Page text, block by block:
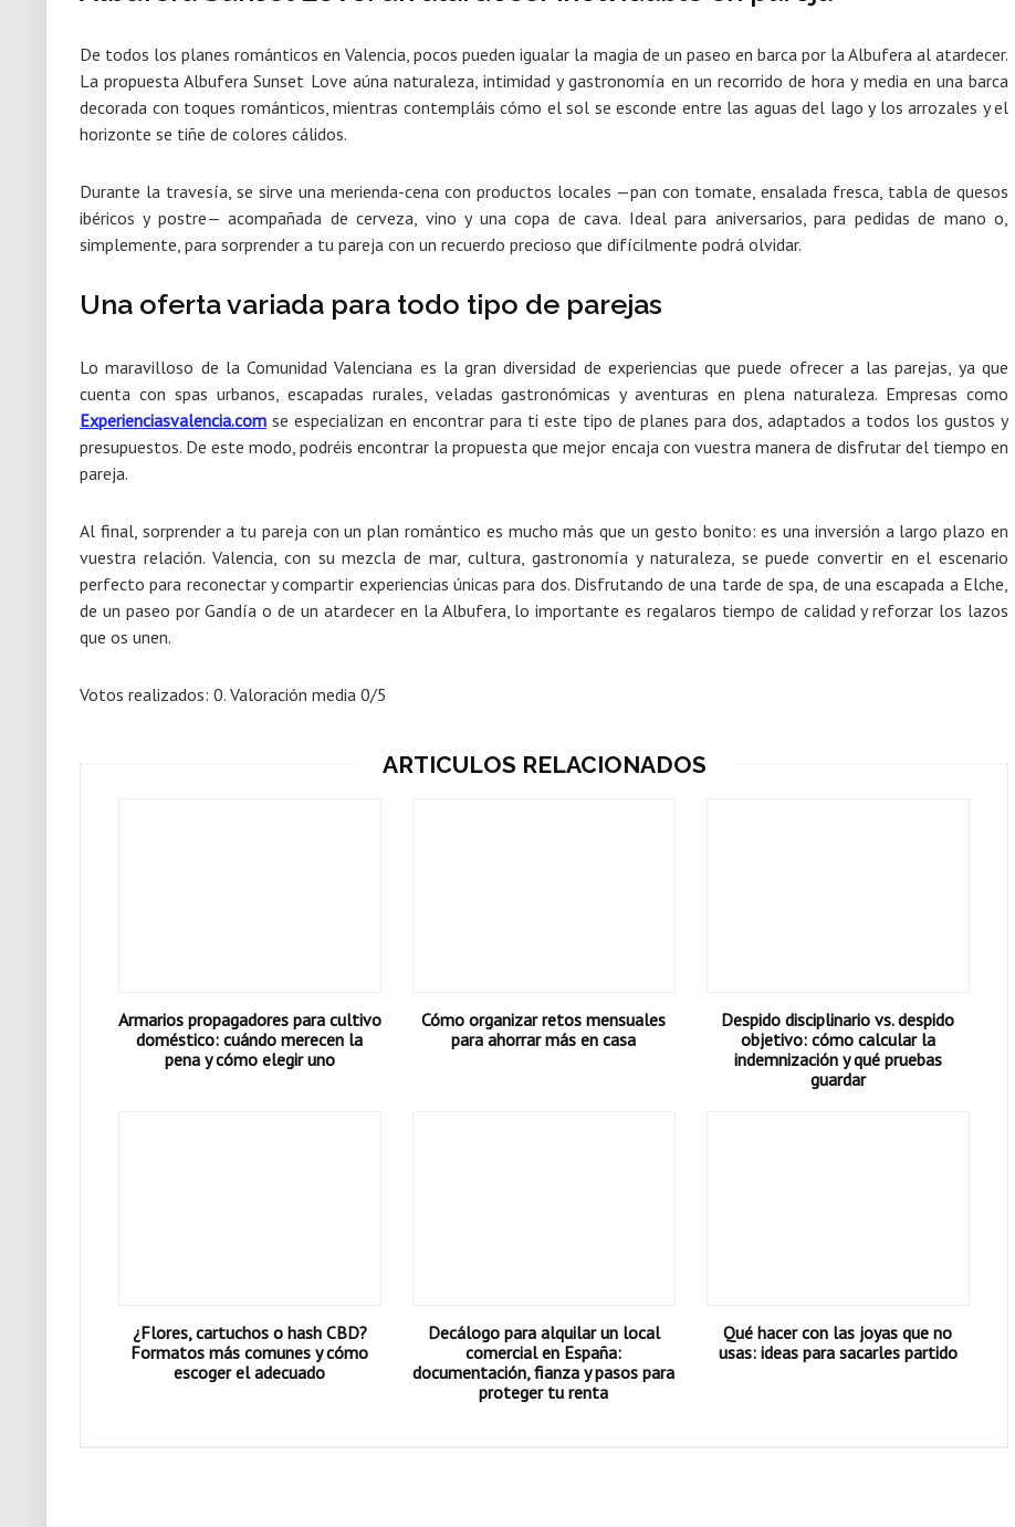
De todos los planes románticos en Valencia, pocos pueden igualar la magia de un paseo en barca por la Albufera al atardecer.
La propuestaAlbufera Sunset Love aúna naturaleza, intimidad y gastronomía en un recorrido de hora y media en una barca
decorada con toques románticos, mientras contempláis cómo el sol se esconde entre las aguas del lago y los arrozales y el
horizonte se tiñe de colores cálidos.
Durante la travesía, se sirve una merienda-cena con productos locales —pan con tomate, ensalada fresca, tabla de quesos
ibéricos y postre— acompañada decerveza, vino y una copa de cava. Ideal para aniversarios, para pedidas de mano o,
simplemente, para sorprender a tu pareja con un recuerdo precioso que difícilmente podrá olvidar.
Una oferta variada para todo tipo de parejas
Lo maravilloso de la Comunidad Valenciana es lagran diversidad de experiencias que puede ofrecer a las parejas, ya que
cuenta con spas urbanos, escapadas rurales, veladas gastronómicas y aventuras en plena naturaleza. Empresas como
Experienciasvalencia.com se especializan en encontrar para ti este tipo de planes para dos, adaptados a todos los gustos y
presupuestos. De este modo, podréis encontrar la propuesta que mejor encaja con vuestra manera de disfrutar del tiempo en
pareja.
Al final, sorprender a tu pareja con un plan romántico es mucho más que un gesto bonito: es una inversión a largo plazo en
vuestra relación. Valencia, con su mezcla de mar, cultura, gastronomía y naturaleza, se puede convertir en el escenario
perfecto para reconectar y compartir experiencias únicas para dos.Disfrutando de una tarde de spa, de una escapada a Elche,
de un paseo por Gandía o de un atardecer en la Albufera, lo importante es regalaros tiempo de calidad y reforzar los lazos
que os unen.
Votos realizados: 0. Valoración media 0/5
ARTICULOS RELACIONADOS
Armarios propagadores para cultivo
doméstico: cuándo merecen la
pena y cómo elegir uno
Cómo organizar retos mensuales
para ahorrar más en casa
Despido disciplinario vs. despido
objetivo: cómo calcular la
indemnización y qué pruebas
guardar
¿Flores, cartuchos o hash CBD?
Formatos más comunes y cómo
escoger el adecuado
Decálogo para alquilar un local
comercial en España:
documentación, fianza y pasos para
proteger tu renta
Qué hacer con las joyas que no
usas: ideas para sacarles partido